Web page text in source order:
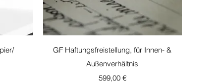
Γρήγορη προβολή
GF Haftungsfreistellung, für Innen- &
Außenverhältnis
Τιμή
599,00 €